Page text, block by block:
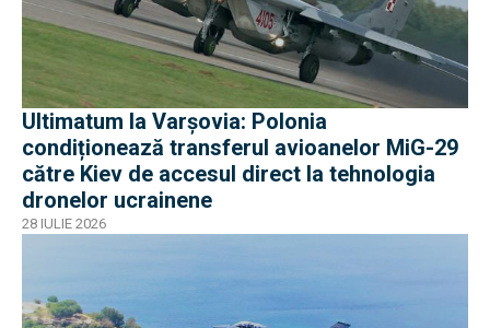
Ultimatum la Varșovia: Polonia
condiționează transferul avioanelor MiG-29
către Kiev de accesul direct la tehnologia
dronelor ucrainene
28 IULIE 2026